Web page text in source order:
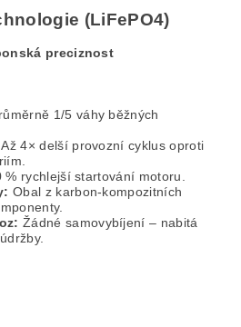
(LiFePO4)
preciznost
1/5 váhy běžných
Až 4× delší provozní cyklus oproti
% rychlejší startování motoru.
Obal z karbon-kompozitních
Žádné samovybíjení – nabitá